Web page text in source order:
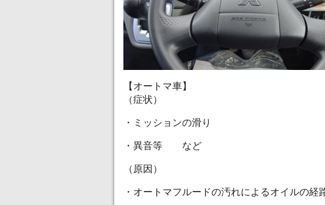
【オートマ車】
（症状）
・ミッションの滑り
・異音等 など
（原因）
・オートマフルードの汚れによるオイルの経